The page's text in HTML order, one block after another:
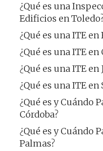
¿Qué es una
Edificios en
¿Qué es una ITE en
¿Qué es una ITE en
¿Qué es una ITE en
¿Qué es una ITE en
¿Qué es y Cuándo
Córdoba?
¿Qué es y Cuándo
Palmas?